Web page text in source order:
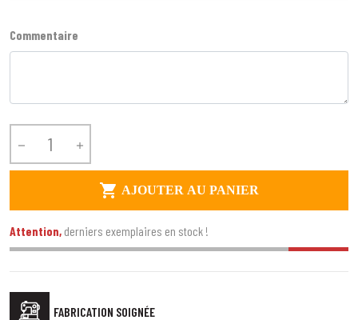
Commentaire
 
 AJOUTER AU PANIER
Attention, derniers exemplaires en stock !
FABRICATION SOIGNÉE